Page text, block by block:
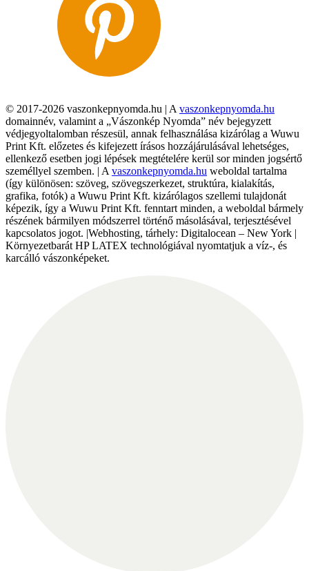
© 2017-2026 vaszonkepnyomda.hu | A vaszonkepnyomda.hu
domainnév, valamint a „Vászonkép Nyomda” név bejegyzett
védjegyoltalomban részesül, annak felhasználása kizárólag a Wuwu
Print Kft. előzetes és kifejezett írásos hozzájárulásával lehetséges,
ellenkező esetben jogi lépések megtételére kerül sor minden jogsértő
személlyel szemben. | A vaszonkepnyomda.hu weboldal tartalma
(így különösen: szöveg, szövegszerkezet, struktúra, kialakítás,
grafika, fotók) a Wuwu Print Kft. kizárólagos szellemi tulajdonát
képezik, így a Wuwu Print Kft. fenntart minden, a weboldal bármely
részének bármilyen módszerrel történő másolásával, terjesztésével
kapcsolatos jogot. |Webhosting, tárhely: Digitalocean – New York |
Környezetbarát HP LATEX technológiával nyomtatjuk a víz-, és
karcálló vászonképeket.